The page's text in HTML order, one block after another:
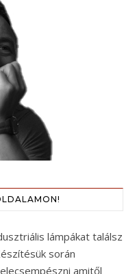
lámpákat találsz
során
amitől